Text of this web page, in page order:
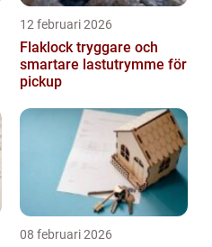
12 februari 2026
Flaklock tryggare och
smartare lastutrymme för
pickup
08 februari 2026